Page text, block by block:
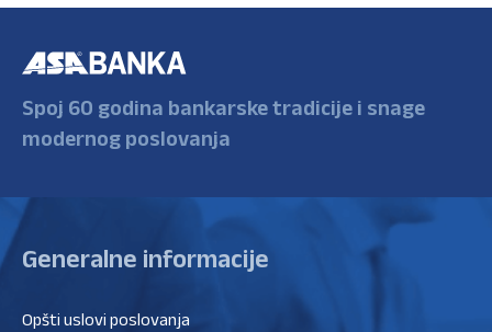
Spoj 60 godina bankarske tradicije i snage
modernog poslovanja
Generalne informacije
Opšti uslovi poslovanja